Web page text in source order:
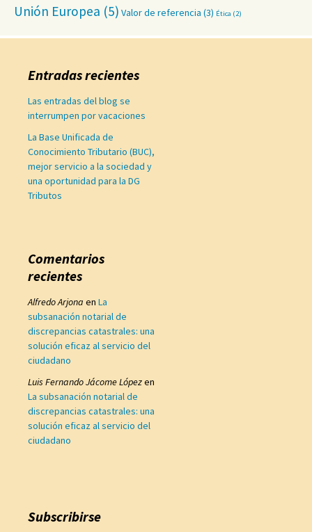
Unión Europea (5) Valor de referencia (3) Ética (2)
Entradas recientes
Las entradas del blog se
interrumpen por vacaciones
La Base Unificada de
Conocimiento Tributario (BUC),
mejor servicio a la sociedad y
una oportunidad para la DG
Tributos
Comentarios
recientes
Alfredo Arjona en La
subsanación notarial de
discrepancias catastrales: una
solución eficaz al servicio del
ciudadano
Luis Fernando Jácome Lópezen
La subsanación notarial de
discrepancias catastrales: una
solución eficaz al servicio del
ciudadano
Subscribirse